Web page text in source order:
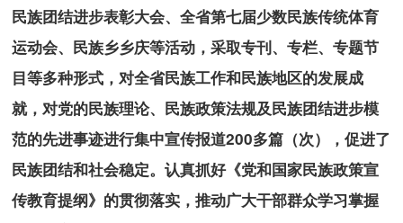
民族团结进步表彰大会、全省第七届少数民族传统体育
运动会、民族乡乡庆等活动，采取专刊、专栏、专题节
目等多种形式，对全省民族工作和民族地区的发展成
就，对党的民族理论、民族政策法规及民族团结进步模
范的先进事迹进行集中宣传报道200多篇（次），促进了
民族团结和社会稳定。认真抓好《党和国家民族政策宣
传教育提纲》的贯彻落实，推动广大干部群众学习掌握